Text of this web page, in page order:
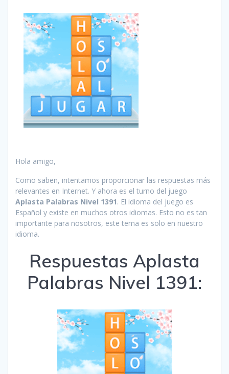
Hola amigo,
Como saben, intentamos proporcionar las respuestas más
relevantes en Internet. Y ahora es el turno del juego
Aplasta Palabras Nivel 1391. El idioma del juego es
Español y existe en muchos otros idiomas. Esto no es tan
importante para nosotros, este tema es solo en nuestro
idioma.
Respuestas Aplasta
Palabras Nivel 1391: